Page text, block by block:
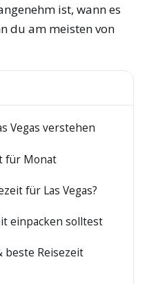
ist, wann es
du am meisten von
Vegas verstehen
für Monat
für Las Vegas?
einpacken solltest
beste Reisezeit